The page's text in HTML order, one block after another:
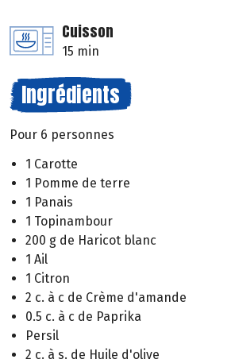
Cuisson
15 min
Ingrédients
Pour 6 personnes
1 Carotte
1 Pomme de terre
1 Panais
1 Topinambour
200 g de Haricot blanc
1 Ail
1 Citron
2 c. à c de Crème d'amande
0.5 c. à c de Paprika
Persil
2 c. à s. de Huile d'olive